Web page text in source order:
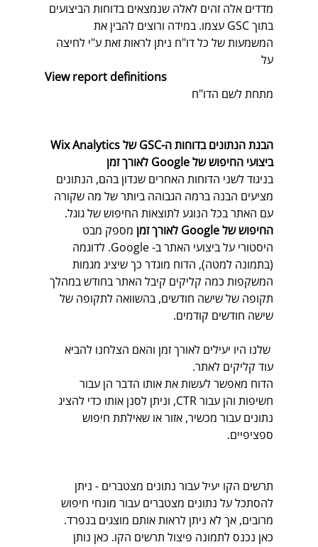
מדדים אלה זהים לאלה שנמצאים בדוחות הביצועים
בתוך GSC עצמו. במידה ורוצים להבין את
המשמעות של כל דו"ח ניתן לראות זאת ע"י לחיצה
על
View report definitions
מתחת לשם הדו"ח
הבנת הנתונים בדוחות ה-GSC של Wix Analytics
ביצועי החיפוש של Google לאורך זמן
בניגוד לשני הדוחות האחרים שנדון בהם, הנתונים
מציעים הבנה ברמה הגבוהה ביותר של מה שקורה
עם האתר בכל הנוגע לתוצאות החיפוש של גוגל.
החיפוש של Google לאורך זמן
מספק מבט
היסטורי על ביצועי האתר ב- Google. לדוגמה
(בתמונה למטה), הדוח מוגדר כך שיציג מגמות
המשקפות כמה קליקים קיבל האתר בחודש במהלך
תקופה של שישה חודשים, בהשוואה לתקופה של
שישה חודשים קודמים.
שלנו היו יעילים לאורך זמן והאם הצלחנו להביא
עוד קליקים לאתר.
הדוח מאפשר לעשות את אותו הדבר הן עבור
חשיפות והן עבור CTR, וניתן לסנן אותו כדי להציג
נתונים עבור מכשיר, אזור או שאילתת חיפוש
ספציפיים.
תרשים הקו יעיל עבור נתונים מצטברים - ניתן
להסתכל על נתונים מצטברים עבור מונחי חיפוש
מרובים, אך לא ניתן לראות אותם מוצגים בנפרד.
כאן נכנס לתמונה פיצול תרשים הקו. כאן נותן